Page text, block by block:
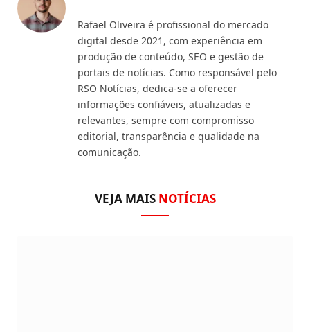
Rafael Oliveira é profissional do mercado
digital desde 2021, com experiência em
produção de conteúdo, SEO e gestão de
portais de notícias. Como responsável pelo
RSO Notícias, dedica-se a oferecer
informações confiáveis, atualizadas e
relevantes, sempre com compromisso
editorial, transparência e qualidade na
comunicação.
VEJA MAIS NOTÍCIAS